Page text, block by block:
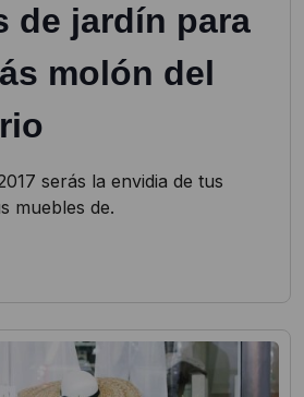
de jardín para
molón del
serás la envidia de tus
muebles de.